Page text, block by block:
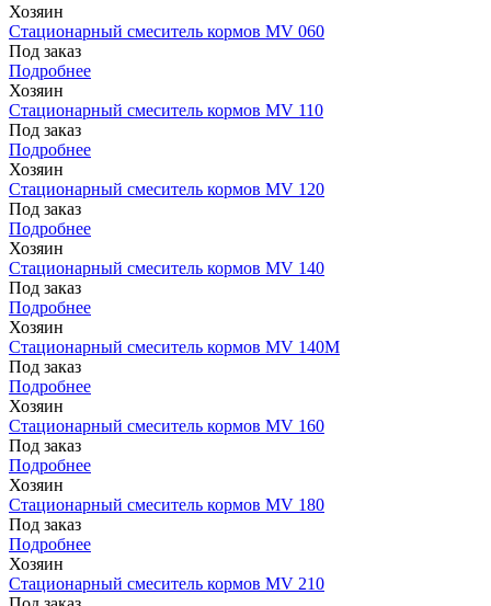
Хозяин
Стационарный смеситель кормов MV 060
Под заказ
Подробнее
Хозяин
Стационарный смеситель кормов MV 110
Под заказ
Подробнее
Хозяин
Стационарный смеситель кормов MV 120
Под заказ
Подробнее
Хозяин
Стационарный смеситель кормов MV 140
Под заказ
Подробнее
Хозяин
Стационарный смеситель кормов MV 140М
Под заказ
Подробнее
Хозяин
Стационарный смеситель кормов MV 160
Под заказ
Подробнее
Хозяин
Стационарный смеситель кормов MV 180
Под заказ
Подробнее
Хозяин
Стационарный смеситель кормов MV 210